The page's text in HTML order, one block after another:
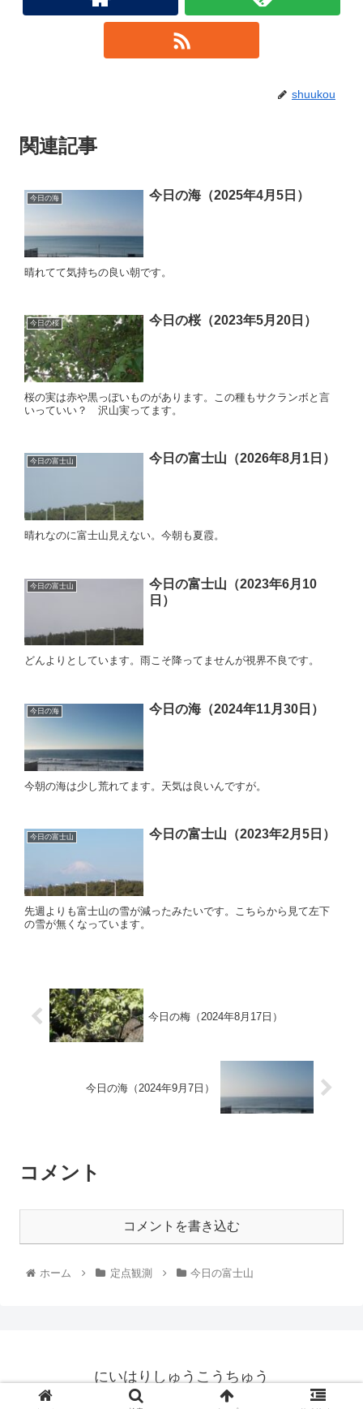
shuukou
関連記事
今日の海 今日の海（2025年4月5日）
晴れてて気持ちの良い朝です。
今日の桜 今日の桜（2023年5月20日）
桜の実は赤や黒っぽいものがあります。この種もサクランボと言
いっていい？ 沢山実ってます。
今日の富士山 今日の富士山（2026年8月1日）
晴れなのに富士山見えない。今朝も夏霞。
今日の富士山
今日の富士山（2023年6月10
日）
どんよりとしています。雨こそ降ってませんが視界不良です。
今日の海 今日の海（2024年11月30日）
今朝の海は少し荒れてます。天気は良いんですが。
今日の富士山 今日の富士山（2023年2月5日）
先週よりも富士山の雪が減ったみたいです。こちらから見て左下
の雪が無くなっています。
今日の梅（2024年8月17日）
今日の海（2024年9月7日）
コメント
コメントを書き込む
ホーム 定点観測 今日の富士山
にいはりしゅうこうちゅう
© 2021 にいはりしゅうこうちゅう.